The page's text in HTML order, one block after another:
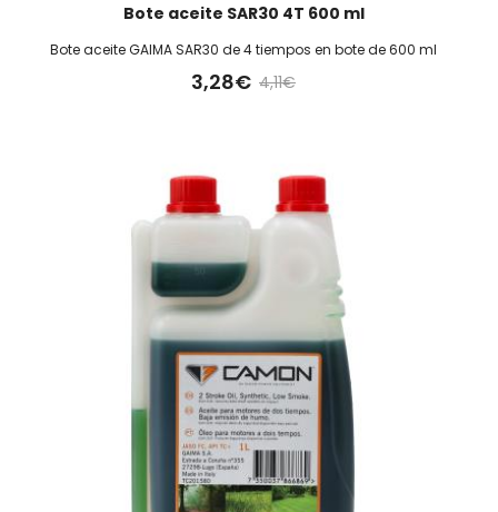
Bote aceite SAR30 4T 600 ml
Bote aceite GAIMA SAR30 de 4 tiempos en bote de 600 ml
3,28€ 4,11€